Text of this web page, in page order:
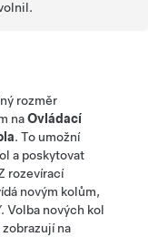
rozměr
naOvládací
. To umožní
a poskytovat
rozevírací
novým kolům,
. Volba nových kol
na